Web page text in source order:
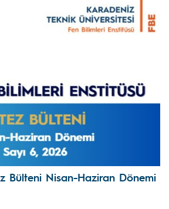
Bülteni Nisan-Haziran Dönemi